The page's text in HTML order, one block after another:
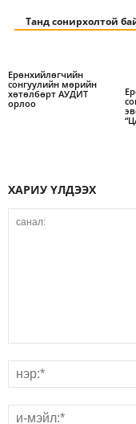
Танд сонирхолтой
Ерөнхийлөгчийн
сонгуулийн мөрийн
хөтөлбөрт АУДИТ
орлоо
ХАРИУ ҮЛДЭЭХ